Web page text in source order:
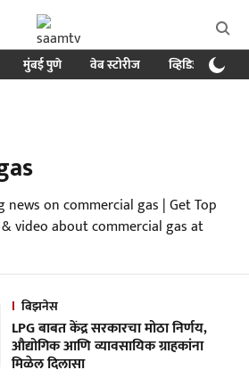
मुंबई पुणे वेब स्टोरीज व्हिडिओ
news on commercial gas | Get Top
video about commercial gas at
बिझनेस
LPG बाबत केंद्र सरकारचा मोठा निर्णय,
औद्योगिक आणि व्यावसायिक ग्राहकांना
मिळेल दिलासा